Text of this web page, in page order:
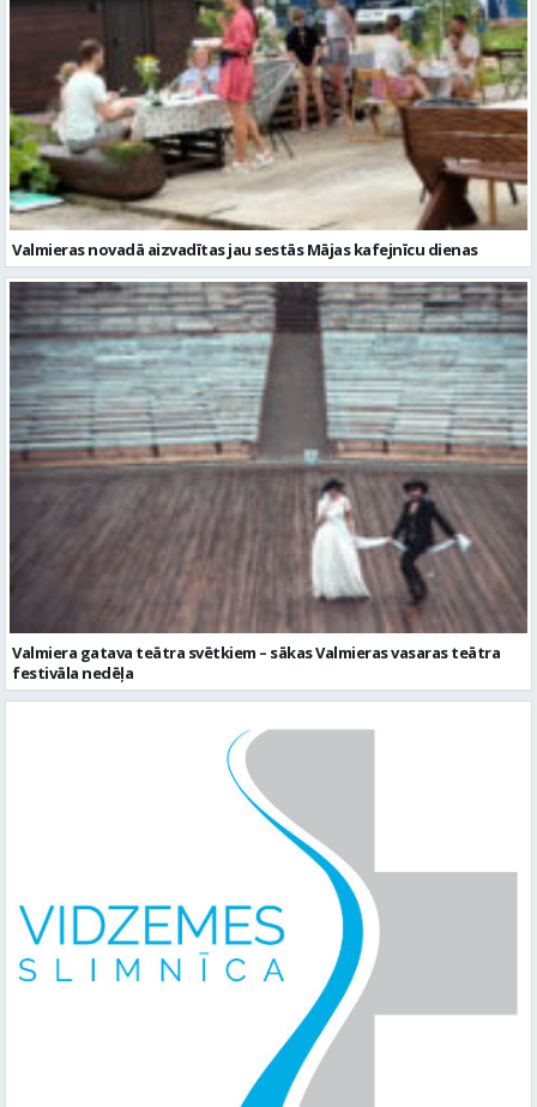
Valmieras novadā aizvadītas jau sestās Mājas kafejnīcu dienas
Valmiera gatava teātra svētkiem – sākas Valmieras vasaras teātra
festivāla nedēļa